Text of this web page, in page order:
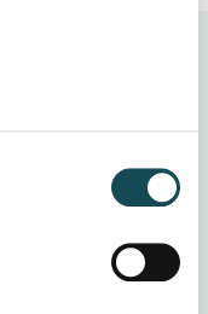
om vanuit
vervullen.
ons
die